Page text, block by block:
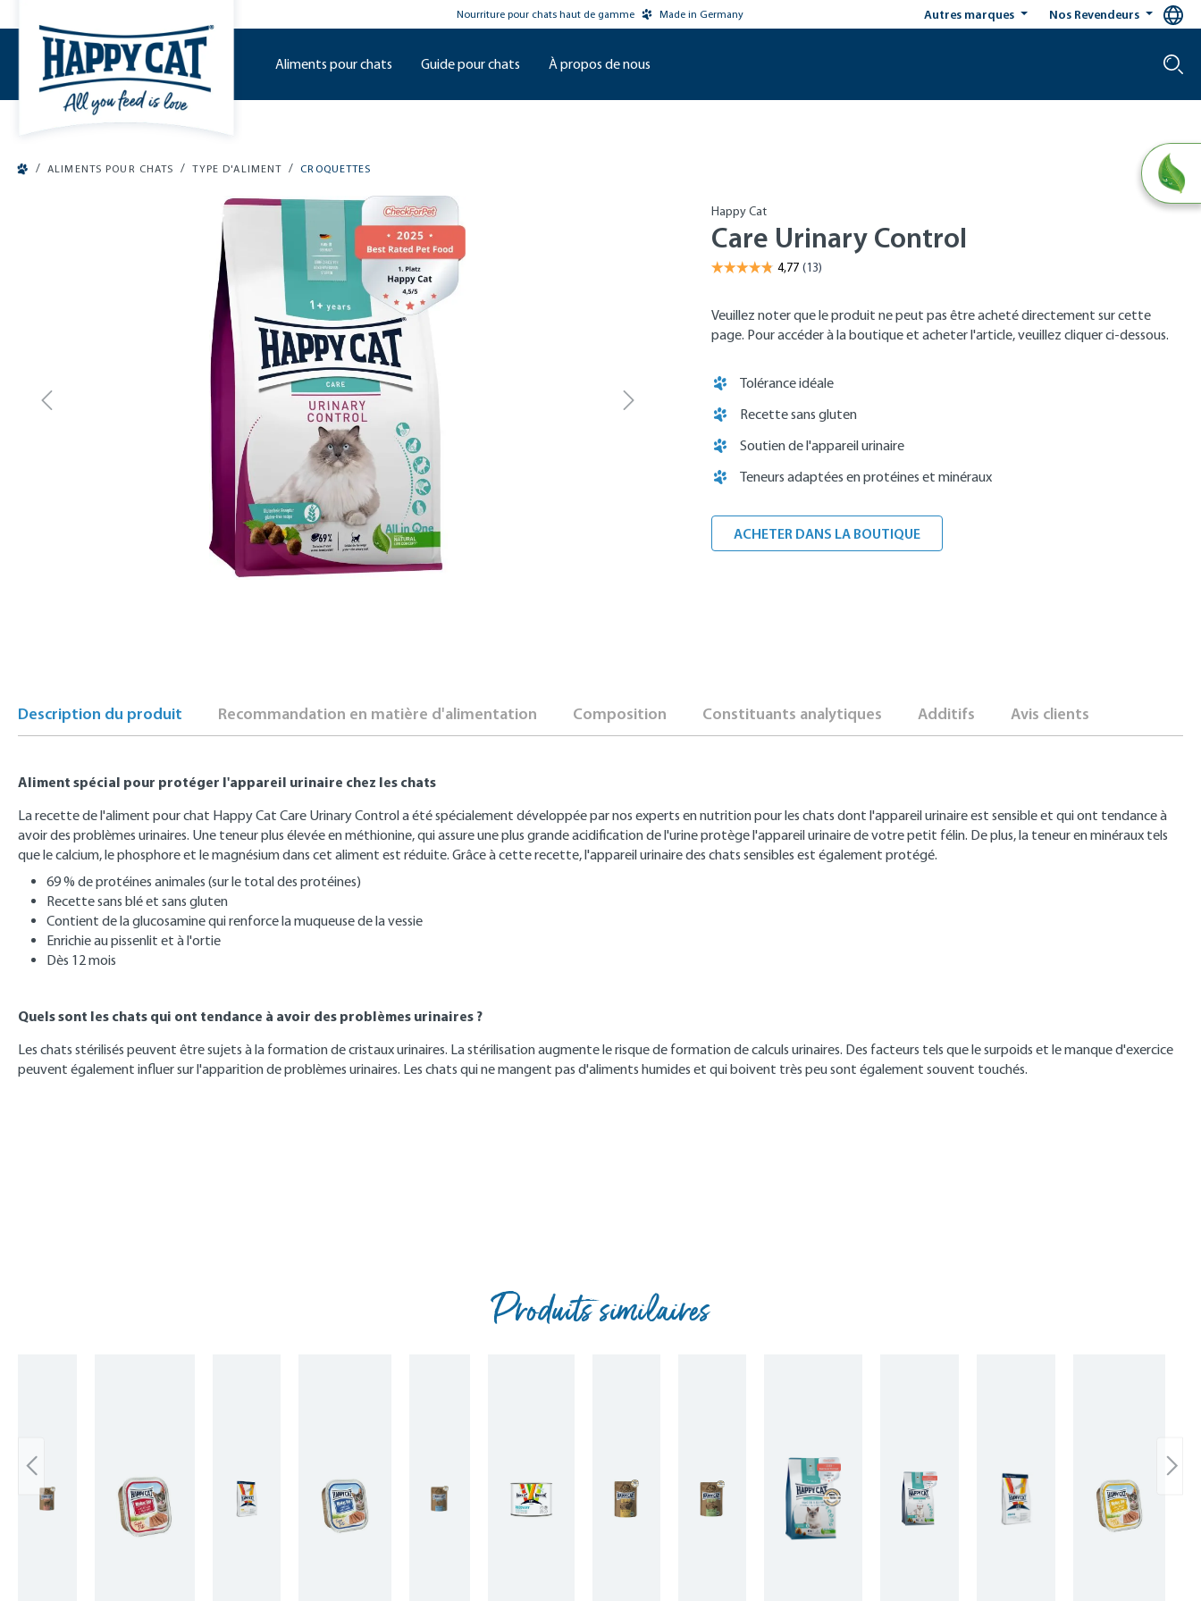
Nourriture pour chats haut de gamme Made in Germany Autres marques Nos Revendeurs
Aliments pour chats Guide pour chats À propos de nous
/ ALIMENTS POUR CHATS / TYPE D'ALIMENT / CROQUETTES
Happy Cat
Care Urinary Control
Veuillez noter que le produit ne peut pas être acheté directement sur cette
page. Pour accéder à la boutique et acheter l'article, veuillez cliquer ci-dessous.
Tolérance idéale
Recette sans gluten
Soutien de l'appareil urinaire
Teneurs adaptées en protéines et minéraux
ACHETER DANS LA BOUTIQUE
Description du produit Recommandation en matière d'alimentation Composition Constituants analytiques Additifs Avis clients
Aliment spécial pour protéger l'appareil urinaire chez les chats
La recette de l'aliment pour chat Happy Cat Care Urinary Control a été spécialement développée par nos experts en nutrition pour les chats dont l'appareil urinaire est sensible et qui ont tendance à
avoir des problèmes urinaires. Une teneur plus élevée en méthionine, qui assure une plus grande acidification de l'urine protège l'appareil urinaire de votre petit félin. De plus, la teneur en minéraux tels
que le calcium, le phosphore et le magnésium dans cet aliment est réduite. Grâce à cette recette, l'appareil urinaire des chats sensibles est également protégé.
69 % de protéines animales (sur le total des protéines)
Recette sans blé et sans gluten
Contient de la glucosamine qui renforce la muqueuse de la vessie
Enrichie au pissenlit et à l'ortie
Dès 12 mois
Quels sont les chats qui ont tendance à avoir des problèmes urinaires ?
Les chats stérilisés peuvent être sujets à la formation de cristaux urinaires. La stérilisation augmente le risque de formation de calculs urinaires. Des facteurs tels que le surpoids et le manque d'exercice
peuvent également influer sur l'apparition de problèmes urinaires. Les chats qui ne mangent pas d'aliments humides et qui boivent très peu sont également souvent touchés.
Produits similaires